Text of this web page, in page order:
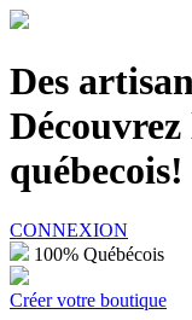
Des
québecois!
CONNEXION
100% Québécois
Créer votre boutique